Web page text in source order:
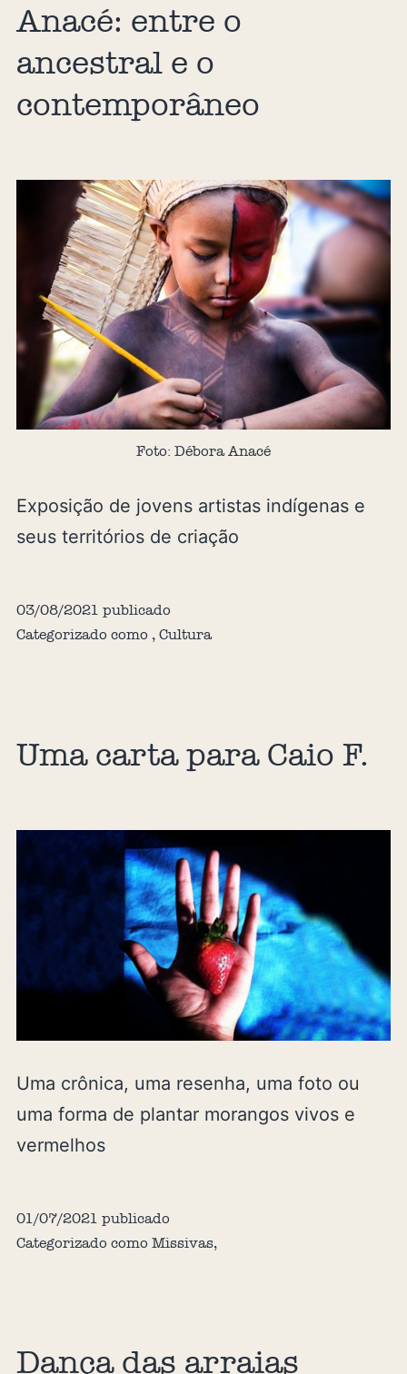
Anacé: entre o
ancestral e o
contemporâneo
Foto: Débora Anacé
Exposição de jovens artistas indígenas e
seus territórios de criação
03/08/2021 publicado
Categorizado como , Cultura
Uma carta para Caio F.
Uma crônica, uma resenha, uma foto ou
uma forma de plantar morangos vivos e
vermelhos
01/07/2021 publicado
Categorizado como Missivas,
Dança das arraias